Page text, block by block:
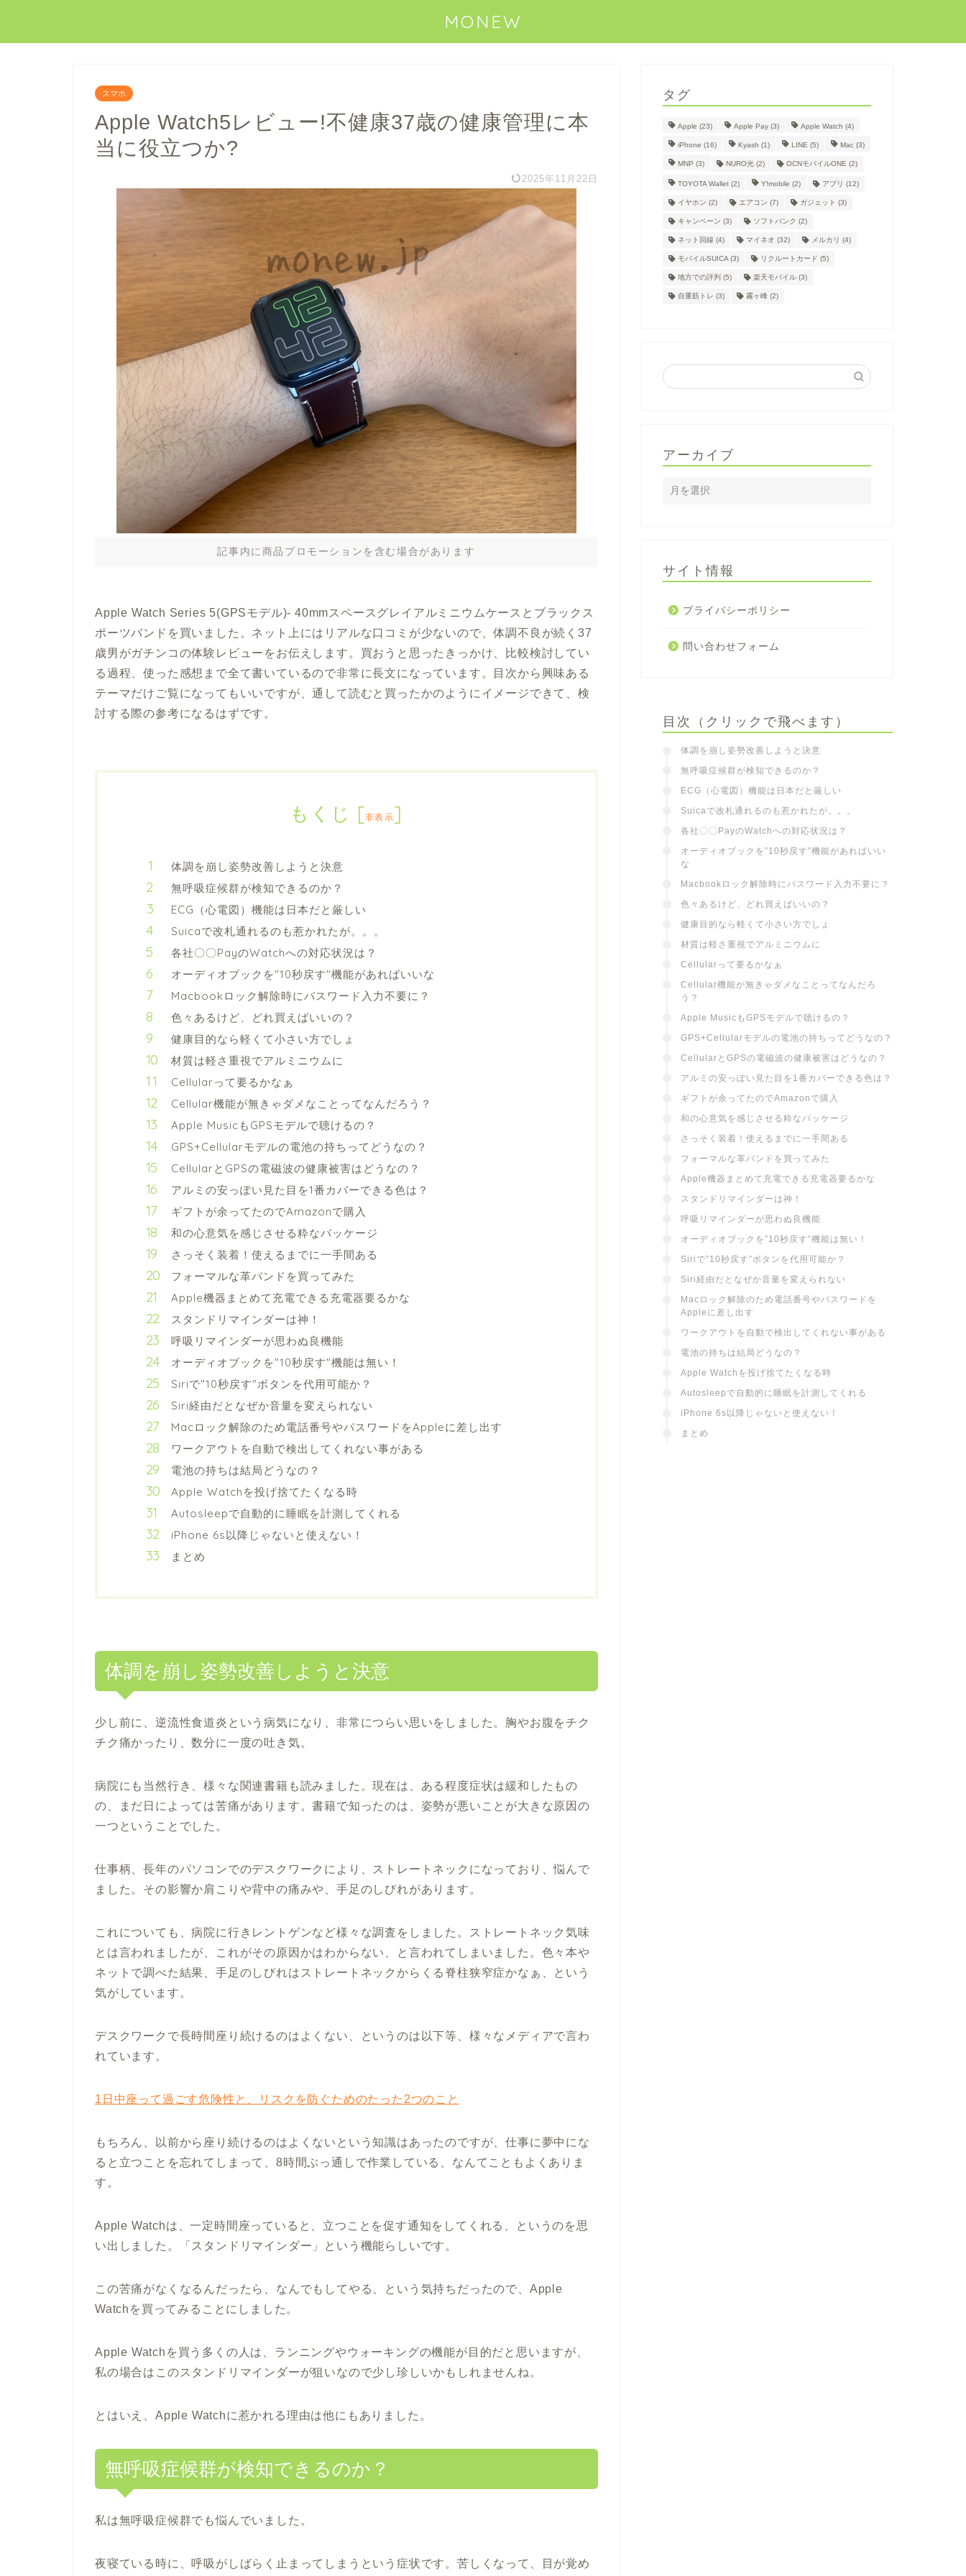
MONEW
スマホ
Apple Watch5レビュー!不健康37歳の健康管理に本
当に役立つか?
2025年11月22日
記事内に商品プロモーションを含む場合があります
Apple Watch Series 5(GPSモデル)- 40mmスペースグレイアルミニウムケースとブラックス
ポーツバンドを買いました。ネット上にはリアルな口コミが少ないので、体調不良が続く37
歳男がガチンコの体験レビューをお伝えします。買おうと思ったきっかけ、比較検討してい
る過程、使った感想まで全て書いているので非常に長文になっています。目次から興味ある
テーマだけご覧になってもいいですが、通して読むと買ったかのようにイメージできて、検
討する際の参考になるはずです。
もくじ [非表示]
体調を崩し姿勢改善しようと決意
無呼吸症候群が検知できるのか？
ECG（心電図）機能は日本だと厳しい
Suicaで改札通れるのも惹かれたが。。。
各社〇〇PayのWatchへの対応状況は？
オーディオブックを"10秒戻す"機能があればいいな
Macbookロック解除時にパスワード入力不要に？
色々あるけど、どれ買えばいいの？
健康目的なら軽くて小さい方でしょ
材質は軽さ重視でアルミニウムに
Cellularって要るかなぁ
Cellular機能が無きゃダメなことってなんだろう？
Apple MusicもGPSモデルで聴けるの？
GPS+Cellularモデルの電池の持ちってどうなの？
CellularとGPSの電磁波の健康被害はどうなの？
アルミの安っぽい見た目を1番カバーできる色は？
ギフトが余ってたのでAmazonで購入
和の心意気を感じさせる粋なパッケージ
さっそく装着！使えるまでに一手間ある
フォーマルな革バンドを買ってみた
Apple機器まとめて充電できる充電器要るかな
スタンドリマインダーは神！
呼吸リマインダーが思わぬ良機能
オーディオブックを"10秒戻す"機能は無い！
Siriで"10秒戻す"ボタンを代用可能か？
Siri経由だとなぜか音量を変えられない
Macロック解除のため電話番号やパスワードをAppleに差し出す
ワークアウトを自動で検出してくれない事がある
電池の持ちは結局どうなの？
Apple Watchを投げ捨てたくなる時
Autosleepで自動的に睡眠を計測してくれる
iPhone 6s以降じゃないと使えない！
まとめ
体調を崩し姿勢改善しようと決意
少し前に、逆流性食道炎という病気になり、非常につらい思いをしました。胸やお腹をチク
チク痛かったり、数分に一度の吐き気。
病院にも当然行き、様々な関連書籍も読みました。現在は、ある程度症状は緩和したもの
の、まだ日によっては苦痛があります。書籍で知ったのは、姿勢が悪いことが大きな原因の
一つということでした。
仕事柄、長年のパソコンでのデスクワークにより、ストレートネックになっており、悩んで
ました。その影響か肩こりや背中の痛みや、手足のしびれがあります。
これについても、病院に行きレントゲンなど様々な調査をしました。ストレートネック気味
とは言われましたが、これがその原因かはわからない、と言われてしまいました。色々本や
ネットで調べた結果、手足のしびれはストレートネックからくる脊柱狭窄症かなぁ、という
気がしています。
デスクワークで長時間座り続けるのはよくない、というのは以下等、様々なメディアで言わ
れています。
1日中座って過ごす危険性と、リスクを防ぐためのたった2つのこと
もちろん、以前から座り続けるのはよくないという知識はあったのですが、仕事に夢中にな
ると立つことを忘れてしまって、8時間ぶっ通しで作業している、なんてこともよくありま
す。
Apple Watchは、一定時間座っていると、立つことを促す通知をしてくれる、というのを思
い出しました。「スタンドリマインダー」という機能らしいです。
この苦痛がなくなるんだったら、なんでもしてやる、という気持ちだったので、Apple
Watchを買ってみることにしました。
Apple Watchを買う多くの人は、ランニングやウォーキングの機能が目的だと思いますが、
私の場合はこのスタンドリマインダーが狙いなので少し珍しいかもしれませんね。
とはいえ、Apple Watchに惹かれる理由は他にもありました。
無呼吸症候群が検知できるのか？
私は無呼吸症候群でも悩んでいました。
夜寝ている時に、呼吸がしばらく止まってしまうという症状です。苦しくなって、目が覚め
タグ
Apple (23) Apple Pay(3) Apple Watch (4)
iPhone (16) Kyash (1) LINE (5) Mac(3)
MNP (3) NURO光(2) OCNモバイルONE (2)
TOYOTA Wallet(2) Y!mobile (2) アプリ (12)
イヤホン (2) エアコン (7) ガジェット (3)
キャンペーン (3) ソフトバンク (2)
ネット回線 (4) マイネオ (32) メルカリ (4)
モバイルSUICA(3) リクルートカード (5)
地方での評判 (5) 楽天モバイル(3)
自重筋トレ (3) 霧ヶ峰(2)
アーカイブ
サイト情報
プライバシーポリシー
問い合わせフォーム
目次（クリックで飛べます）
体調を崩し姿勢改善しようと決意
無呼吸症候群が検知できるのか？
ECG（心電図）機能は日本だと厳しい
Suicaで改札通れるのも惹かれたが。。。
各社〇〇PayのWatchへの対応状況は？
オーディオブックを”10秒戻す”機能があればいい
な
Macbookロック解除時にパスワード入力不要に？
色々あるけど、どれ買えばいいの？
健康目的なら軽くて小さい方でしょ
材質は軽さ重視でアルミニウムに
Cellularって要るかなぁ
Cellular機能が無きゃダメなことってなんだろ
う？
Apple MusicもGPSモデルで聴けるの？
GPS+Cellularモデルの電池の持ちってどうなの？
CellularとGPSの電磁波の健康被害はどうなの？
アルミの安っぽい見た目を1番カバーできる色は？
ギフトが余ってたのでAmazonで購入
和の心意気を感じさせる粋なパッケージ
さっそく装着！使えるまでに一手間ある
フォーマルな革バンドを買ってみた
Apple機器まとめて充電できる充電器要るかな
スタンドリマインダーは神！
呼吸リマインダーが思わぬ良機能
オーディオブックを”10秒戻す”機能は無い！
Siriで”10秒戻す”ボタンを代用可能か？
Siri経由だとなぜか音量を変えられない
Macロック解除のため電話番号やパスワードを
Appleに差し出す
ワークアウトを自動で検出してくれない事がある
電池の持ちは結局どうなの？
Apple Watchを投げ捨てたくなる時
Autosleepで自動的に睡眠を計測してくれる
iPhone 6s以降じゃないと使えない！
まとめ